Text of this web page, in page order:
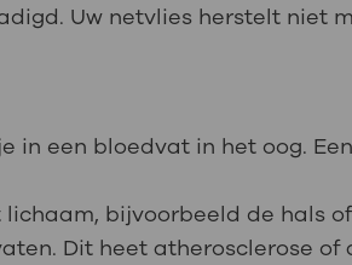
Uw netvlies herstelt niet
in een bloedvat in het oog.
bijvoorbeeld de hals
Dit heet atherosclerose of